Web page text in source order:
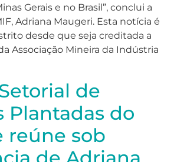
Gerais e no Brasil”, conclui a
Adriana Maugeri. Esta notícia é
desde que seja creditada a
Associação Mineira da Indústria
de
Plantadas do
reúne sob